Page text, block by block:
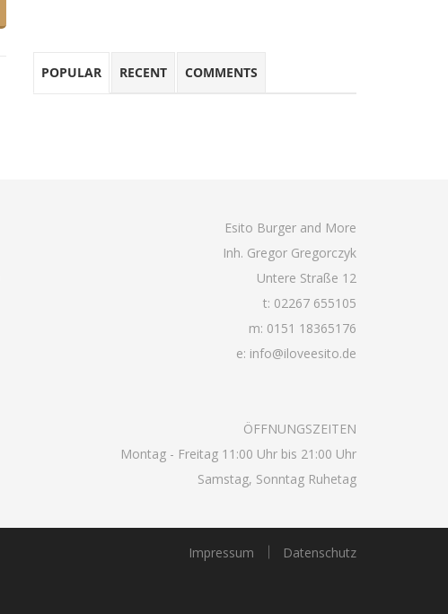
POPULAR RECENT COMMENTS
Esito Burger and More
Inh. Gregor Gregorczyk
Untere Straße 12
t: 02267 655105
m: 0151 18365176
e: info@iloveesito.de
ÖFFNUNGSZEITEN
Montag - Freitag 11:00 Uhr bis 21:00 Uhr
Samstag, Sonntag Ruhetag
Impressum Datenschutz